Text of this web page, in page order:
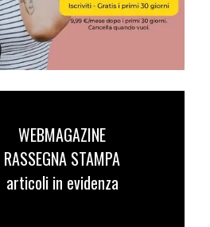
WEBMAGAZINE
RASSEGNA STAMPA
articoli in evidenza